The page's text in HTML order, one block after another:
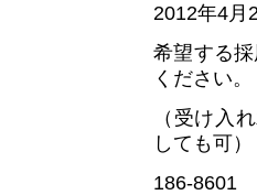
2012年4月
希望する
ください。
（受け入
しても可）
186-8601